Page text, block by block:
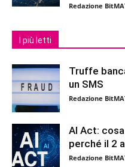
Redazione
I più letti
Truffe
un SMS
Redazione
AI Act:
perché il 2
Redazione